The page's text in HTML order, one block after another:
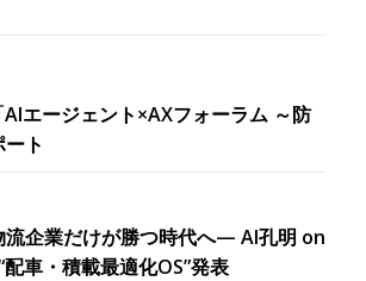
エージェント×AXフォーラム ～防
ト
流企業だけが勝つ時代へ— AI孔明 on
車・積載最適化OS”発表